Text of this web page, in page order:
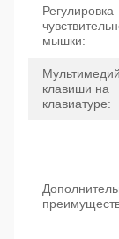
Регулировка
мышки:
клавиши на
клавиатуре: